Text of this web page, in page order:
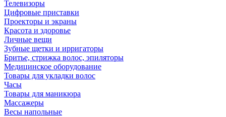
Телевизоры
Цифровые приставки
Проекторы и экраны
Красота и здоровье
Личные вещи
Зубные щетки и ирригаторы
Бритье, стрижка волос, эпиляторы
Медицинское оборудование
Товары для укладки волос
Часы
Товары для маникюра
Массажеры
Весы напольные